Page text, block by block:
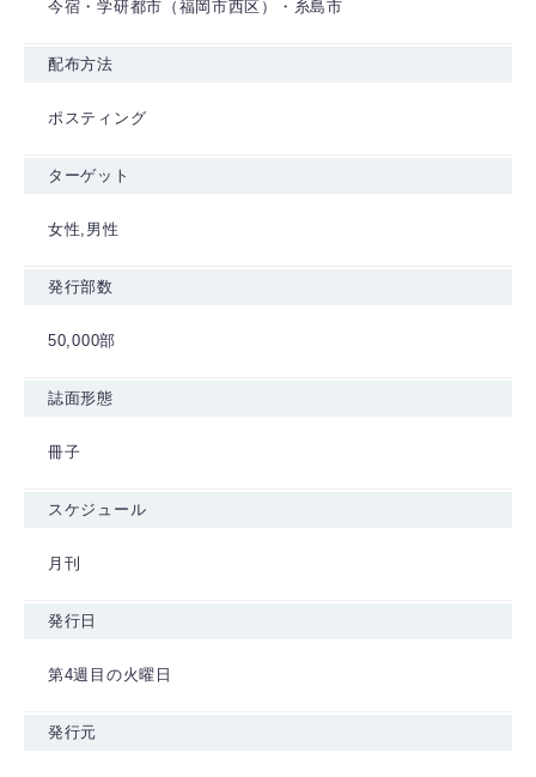
今宿・学研都市（福岡市西区）・糸島市
配布方法
ポスティング
ターゲット
女性,男性
発行部数
50,000部
誌面形態
冊子
スケジュール
月刊
発行日
第4週目の火曜日
発行元